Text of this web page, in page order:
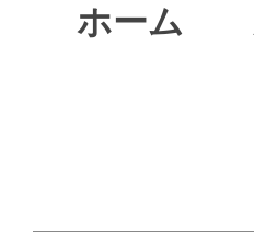
ホーム